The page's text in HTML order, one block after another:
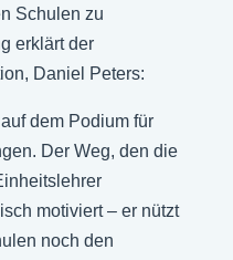
Schulen zu
erklärt der
Daniel Peters:
dem Podium für
Der Weg, den die
motiviert – er nützt
noch den